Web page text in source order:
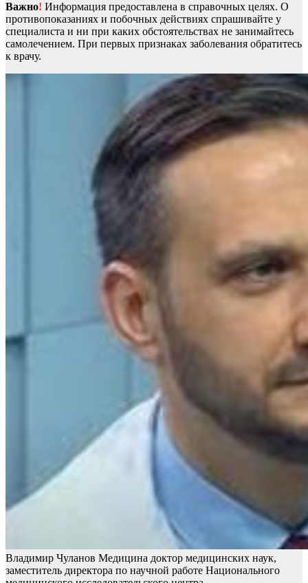
Важно! Информация предоставлена в справочных целях. О
противопоказаниях и побочных действиях спрашивайте у
специалиста и ни при каких обстоятельствах не занимайтесь
самолечением. При первых признаках заболевания обратитесь
к врачу.
Владимир Чуланов Медицина доктор медицинских наук,
заместитель директора по научной работе Национального